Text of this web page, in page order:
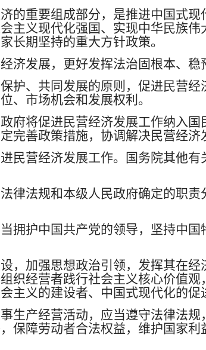
的重要组成部分，是推进中国式现
主义现代化强国、实现中华民族
长期坚持的重大方针政策。
济发展，更好发挥法治固根本、稳
护、共同发展的原则，促进民营
、市场机会和发展权利。
将促进民营经济发展工作纳入国
完善政策措施，协调解决民营经济
民营经济发展工作。国务院其他
律法规和本级人民政府确定的职
拥护中国共产党的领导，坚持中国
，加强思想政治引领，发挥其在
织经营者践行社会主义核心价值
主义的建设者、中国式现代化的促
产经营活动，应当遵守法律法规
保障劳动者合法权益，维护国家